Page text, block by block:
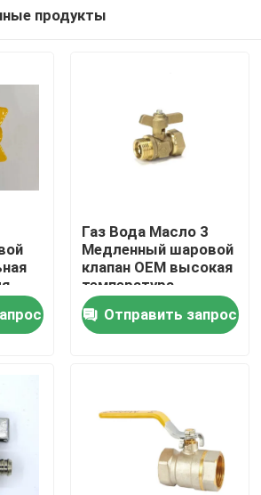
продукты
Газ Вода Масло 3
Медленный шаровой
клапан OEM высокая
температура
Отправить запрос